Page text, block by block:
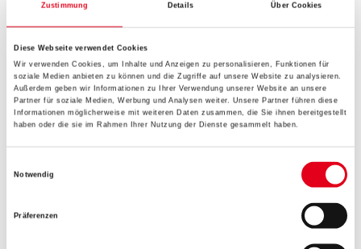
Zustimmung Details Über Cookies
Diese Webseite verwendet Cookies
Wir verwenden Cookies, um Inhalte und Anzeigen zu personalisieren, Funktionen für
soziale Medien anbieten zu können und die Zugriffe auf unsere Website zu analysieren.
Außerdem geben wir Informationen zu Ihrer Verwendung unserer Website an unsere
Partner für soziale Medien, Werbung und Analysen weiter. Unsere Partner führen diese
Informationen möglicherweise mit weiteren Daten zusammen, die Sie ihnen bereitgestellt
haben oder die sie im Rahmen Ihrer Nutzung der Dienste gesammelt haben.
Notwendig
Präferenzen
Farbtonbezeichnung
Gebinde
Umrechnungsfaktoren